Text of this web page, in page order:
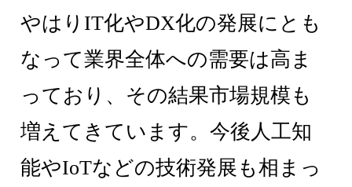
やはりIT化やDX化の発展にとも
なって業界全体への需要は高ま
っており、その結果市場規模も
増えてきています。今後人工知
能やIoTなどの技術発展も相まっ